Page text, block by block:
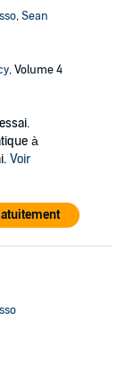
,Sean
, Volume 4
à
Voir